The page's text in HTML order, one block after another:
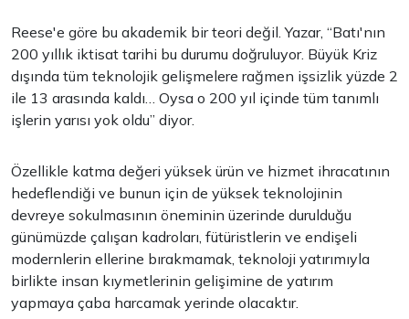
Reese'e göre bu akademik bir teori değil. Yazar, “Batı'nın
200 yıllık iktisat tarihi bu durumu doğruluyor. Büyük Kriz
dışında tüm teknolojik gelişmelere rağmen işsizlik yüzde 2
ile 13 arasında kaldı… Oysa o 200 yıl içinde tüm tanımlı
işlerin yarısı yok oldu” diyor.
Özellikle katma değeri yüksek ürün ve hizmet ihracatının
hedeflendiği ve bunun için de yüksek teknolojinin
devreye sokulmasının öneminin üzerinde durulduğu
günümüzde çalışan kadroları, fütüristlerin ve endişeli
modernlerin ellerine bırakmamak, teknoloji yatırımıyla
birlikte insan kıymetlerinin gelişimine de yatırım
yapmaya çaba harcamak yerinde olacaktır.